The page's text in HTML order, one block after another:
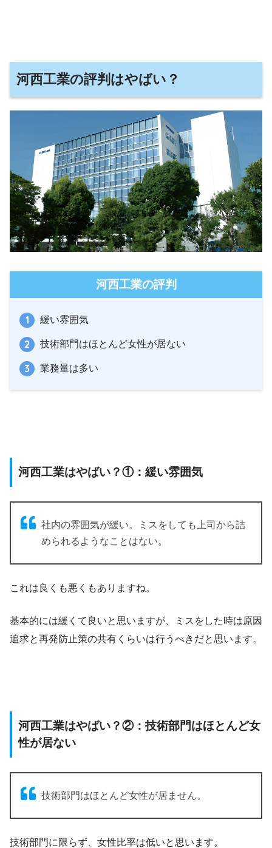
河西工業の評判はやばい？
河西工業の評判
緩い雰囲気
技術部門はほとんど女性が居ない
業務量は多い
河西工業はやばい？①：緩い雰囲気
社内の雰囲気が緩い。ミスをしても上司から詰
められるようなことはない。
これは良くも悪くもありますね。
基本的には緩くて良いと思いますが、ミスをした時は原因
追求と再発防止策の共有くらいは行うべきだと思います。
河西工業はやばい？②：技術部門はほとんど女
性が居ない
技術部門はほとんど女性が居ません。
技術部門に限らず、女性比率は低いと思います。